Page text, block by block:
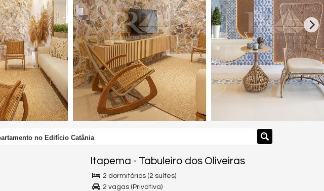
no Edifício Catânia
Itapema - Tabuleiro dos Oliveiras
2 dormitórios (2 suítes)
2 vagas (Privativa)